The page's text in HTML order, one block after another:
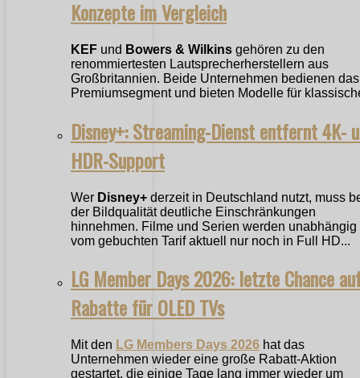
Konzepte im Vergleich
KEF und Bowers & Wilkins gehören zu den
renommiertesten Lautsprecherherstellern aus
Großbritannien. Beide Unternehmen bedienen das
Premiumsegment und bieten Modelle für
Disney+: Streaming-Dienst entfernt 4K-
HDR-Support
Wer Disney+ derzeit in Deutschland nutzt, muss
der Bildqualität deutliche Einschränkungen
hinnehmen. Filme und Serien werden unabhängig
vom gebuchten Tarif aktuell nur noch in Full HD...
LG Member Days 2026: letzte Chance
Rabatte für OLED TVs
Mit den LG Members Days 2026 hat das
Unternehmen wieder eine große Rabatt-Aktion
gestartet, die einige Tage lang immer wieder um